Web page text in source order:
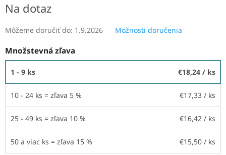
Na dotaz
Môžeme doručiť do: 1.9.2026 Možnosti doručenia
Množstevná zľava
1 - 9 ks €18,24 / ks
10 - 24 ks = zľava 5 % €17,33 / ks
25 - 49 ks = zľava 10 % €16,42 / ks
50 a viac ks = zľava 15 % €15,50 / ks